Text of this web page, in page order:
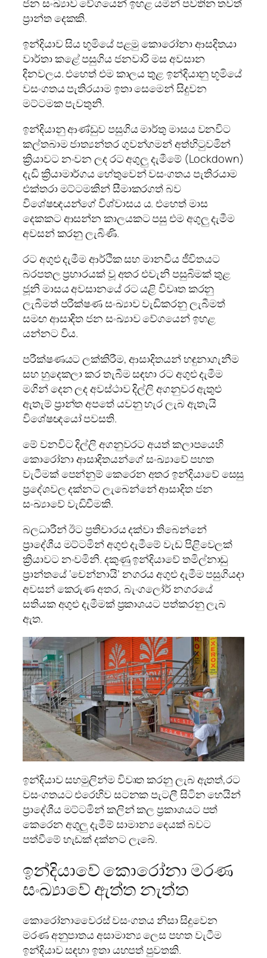
ජන සංඛ්‍යාව වේගයෙන් ඉහළ යමින් පවතින තවත්
ප්‍රාන්ත දෙකකි.
ඉන්දියාව සිය භූමියේ පළමු කොරෝනා ආසදිතයා
වාර්තා කළේ පසුගිය ජනවාරි මස අවසාන
දිනවලය. එහෙත් එම කාලය තුළ ඉන්දියානු භූමියේ
වසංගතය පැතිරයාම ඉතා සෙමෙන් සිදුවන
මට්ටමක පැවතුනි.
ඉන්දියානු ආණ්ඩුව පසුගිය මාර්තු මාසය වනවිට
කල්තබාම ජාත්‍යන්තර ගුවන්ගමන් අත්හිටුවමින්
ක්‍රියාවට නංවන ලද රට අගුලු දැමීමේ (Lockdown)
දැඩි ක්‍රියාමාර්ගය හේතුවෙන් වසංගතය පැතිරයාම
එක්තරා මට්ටමකින් සීමාකරගත් බව
විශේෂඥයන්ගේ විශ්වාසය ය. එහෙත් මාස
දෙකකට ආසන්න කාලයකට පසු එම අගුලු දැමීම
අවසන් කරනු ලැබිණි.
රට අගුළු දැමීම ආර්ථික සහ මානවීය ජීවිතයට
බරපතල ප්‍රහාරයක් වූ අතර එවැනි පසුබිමක් තුළ
ජූනි මාසය අවසානයේ රට යළි විවෘත කරනු
ලැබීමත් පරීක්ෂණ සංඛ්‍යාව වැඩිකරනු ලැබීමත්
සමඟ ආසාදිත ජන සංඛ්‍යාව වේගයෙන් ඉහළ
යන්නට විය.
පරීක්ෂණයට ලක්කිරීම, ආසාදිතයන් හඳුනාගැනීම
සහ හුදෙකලා කර තැබීම සඳහා රට අගුළු දැමීම
මගින් දෙන ලද අවස්ථාව දිල්ලි අගනුවර ඇතුළු
ඇතැම් ප්‍රාන්ත අපතේ යවනු හැර ලැබ ඇතැයි
විශේෂඥයෝ පවසති.
මේ වනවිට දිල්ලි අගනුවරට අයත් කලාපයෙහි
කොරෝනා ආසාදිතයන්ගේ සංඛ්‍යාවේ පහත
වැටීමක් පෙන්නුම් කෙරෙන අතර ඉන්දියාවේ සෙසු
ප්‍රදේශවල දක්නට ලැබෙන්නේ ආසාදිත ජන
සංඛ්‍යාවේ වැඩිවීමකි.
බලධාරීන් ඊට ප්‍රතිචාරය දක්වා තිබෙන්නේ
ප්‍රාදේශීය මට්ටමින් අගුළු දැමීමේ වැඩ පිළිවෙලක්
ක්‍රියාවට නංවමිනි. දකුණු ඉන්දියාවේ තමිල්නාඩු
ප්‍රාන්තයේ ‘චෙන්නායි’ නගරය අගුළු දැමීම පසුගියදා
අවසන් කෙරුණ අතර, බැංගලෝර් නගරයේ
සතියක අගුළු දැමීමක් ප්‍රකාශයට පත්කරනු ලැබ
ඇත.
ඉන්දියාව සහමුලින්ම විවෘත කරනු ලැබ ඇතත්,රට
වසංගතයට එරෙහිව සටනක පැටලී සිටින හෙයින්
ප්‍රාදේශීය මට්ටමින් කලින් කල ප්‍රකාශයට පත්
කෙරෙන අගුලු දැමීම් සාමාන්‍ය දෙයක් බවට
පත්වීමේ හැඩක් දක්නට ලැබේ.
ඉන්දියාවේ කොරෝනා මරණ
සංඛ්‍යාවේ ඇත්ත නැත්ත
කොරෝනාවෛරස් වසංගතය නිසා සිදුවෙන
මරණ අනුපාතය අසාමාන්‍ය ලෙස පහත වැටීම
ඉන්දියාව සඳහා ඉතා යහපත් පුවතකි.